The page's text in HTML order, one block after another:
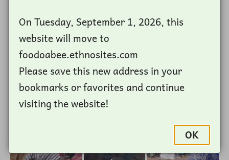
ŋnɛ. Ɩ ɩ́ báasɩ gɛ́ nɩ ɩ wáa dám, hálɩ ɩ ŋmála
yáasɩ maŋ naŋsaala ɔ wʊdɔ Fóodo Cɛ́ŋɛyaalɩ
falaŋdɩ ba nɛ́ɛ tɩ́lɩ ʊŋ yɛ Zákalɩyaaʊ nɛ́ɛ caa
hálɩ.
Fichier vidéo
On Tuesday, September 1, 2026, this
website will move to
foodoabee.ethnosites.com
Please save this new address in your
bookmarks or favorites and continue
visiting the website!
OK